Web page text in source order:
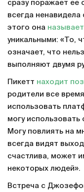
сразу поражает ее
всегда
этого она называет
уникальными: «То,
означает, что
выполняют двумя
Пикетт находит
родители все
использовать
могу использовать
Могу повлиять на
всегда видят
счастлива, может
некоторых людей».
Встреча с